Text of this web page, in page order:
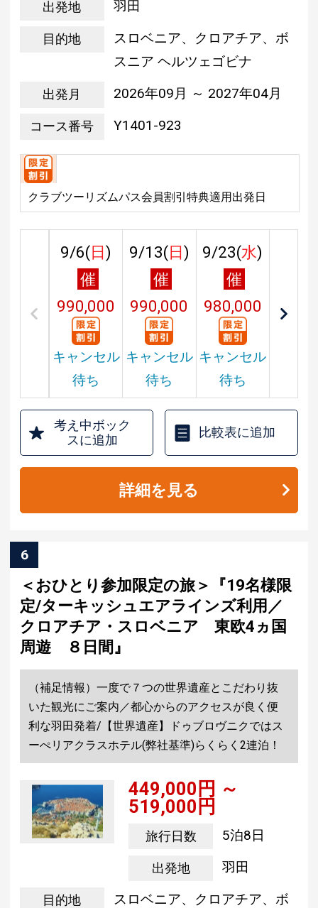
出発地 羽田
目的地
スロベニア、クロアチア、ボ
スニア ヘルツェゴビナ
出発月 2026年09月 ～ 2027年04月
コース番号 Y1401-923
クラブツーリズムパス会員割引特典適用出発日
9/6(日)
催
990,000
円
キャンセル
待ち
9/13(日)
催
990,000
円
キャンセル
待ち
9/23(水)
催
980,000
円
キャンセル
待ち
考え中ボック
スに追加
比較表に追加
詳細を見る
6
＜おひとり参加限定の旅＞『19名様限
定/ターキッシュエアラインズ利用／
クロアチア・スロベニア 東欧4ヵ国
周遊 ８日間』
（補足情報）一度で７つの世界遺産とこだわり抜
いた観光にご案内／都心からのアクセスが良く便
利な羽田発着/【世界遺産】ドゥブロヴニクではス
ーぺリアクラスホテル(弊社基準)らくらく2連泊！
449,000円 ～
519,000円
旅行日数 5泊8日
出発地 羽田
目的地 スロベニア、クロアチア、ボ